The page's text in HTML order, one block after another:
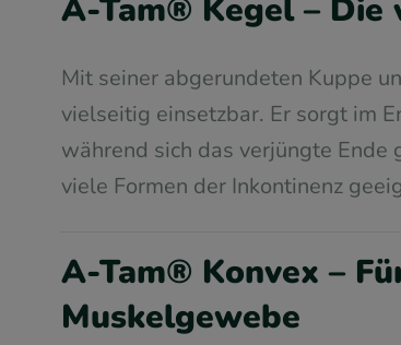
A-Tam® Kegel – Die
Mit seiner abgerundeten Kuppe
vielseitig einsetzbar. Er sorgt im
während sich das verjüngte
viele Formen der Inkontinenz
A-Tam® Konvex –
Muskelgewebe